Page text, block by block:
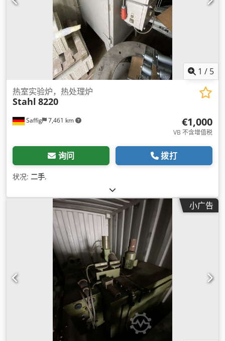
1 / 5
Saffig 7,461 km
热室实验炉，热处理炉
Stahl 8220
€1,000
VB 不含增值税
询问 拨打
状况: 二手,
小广告